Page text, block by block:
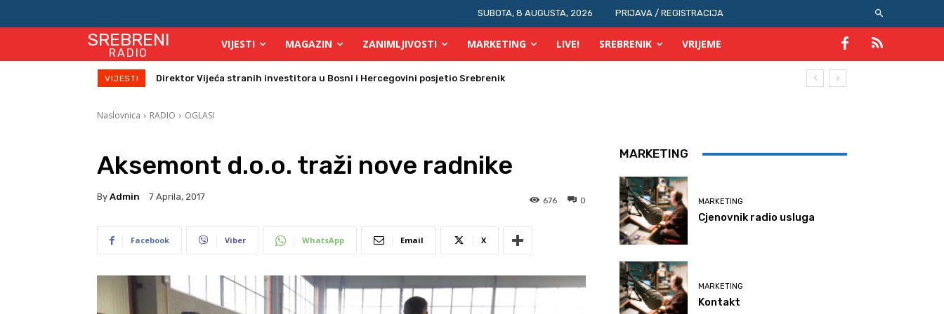
SUBOTA, 8 AUGUSTA, 2026 PRIJAVA / REGISTRACIJA
SREBRENI
RADIO
VIJESTI MAGAZIN ZANIMLJIVOSTI MARKETING LIVE! SREBRENIK VRIJEME
VIJESTI Zbog velikih vrućina povećan broj požara u TK
Naslovnica RADIO OGLASI
Aksemont d.o.o. traži nove radnike
By Admin 7 Aprila, 2017 0
676
Facebook Viber WhatsApp Email X
MARKETING
MARKETING
Cjenovnik radio usluga
MARKETING
Kontakt